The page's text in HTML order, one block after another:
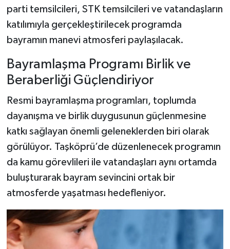
parti temsilcileri, STK temsilcileri ve vatandaşların
katılımıyla gerçekleştirilecek programda
bayramın manevi atmosferi paylaşılacak.
Bayramlaşma Programı Birlik ve
Beraberliği Güçlendiriyor
Resmi bayramlaşma programları, toplumda
dayanışma ve birlik duygusunun güçlenmesine
katkı sağlayan önemli geleneklerden biri olarak
görülüyor. Taşköprü’de düzenlenecek programın
da kamu görevlileri ile vatandaşları aynı ortamda
buluşturarak bayram sevincini ortak bir
atmosferde yaşatması hedefleniyor.